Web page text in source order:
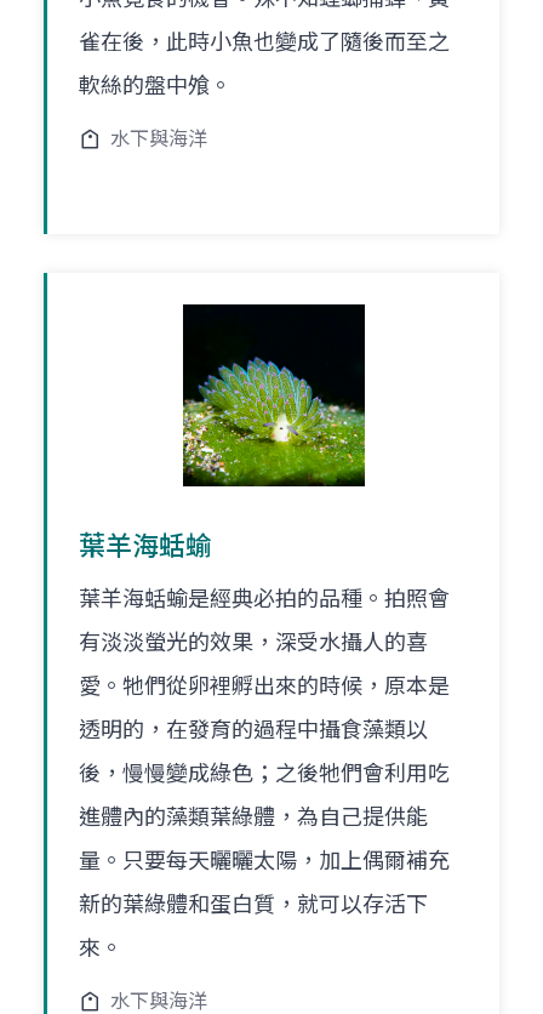
雀在後，此時小魚也變成了隨後而至之
軟絲的盤中飧。
水下與海洋
葉羊海蛞蝓
葉羊海蛞蝓是經典必拍的品種。拍照會
有淡淡螢光的效果，深受水攝人的喜
愛。牠們從卵裡孵出來的時候，原本是
透明的，在發育的過程中攝食藻類以
後，慢慢變成綠色；之後牠們會利用吃
進體內的藻類葉綠體，為自己提供能
量。只要每天曬曬太陽，加上偶爾補充
新的葉綠體和蛋白質，就可以存活下
來。
水下與海洋